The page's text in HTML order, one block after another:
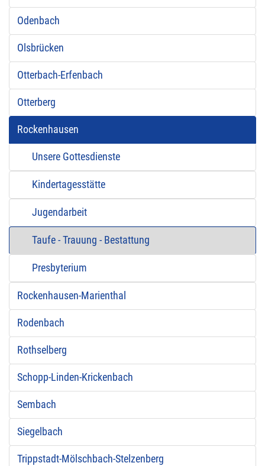
Odenbach
Olsbrücken
Otterbach-Erfenbach
Otterberg
Rockenhausen
Unsere Gottesdienste
Kindertagesstätte
Jugendarbeit
Taufe - Trauung - Bestattung
Presbyterium
Rockenhausen-Marienthal
Rodenbach
Rothselberg
Schopp-Linden-Krickenbach
Sembach
Siegelbach
Trippstadt-Mölschbach-Stelzenberg